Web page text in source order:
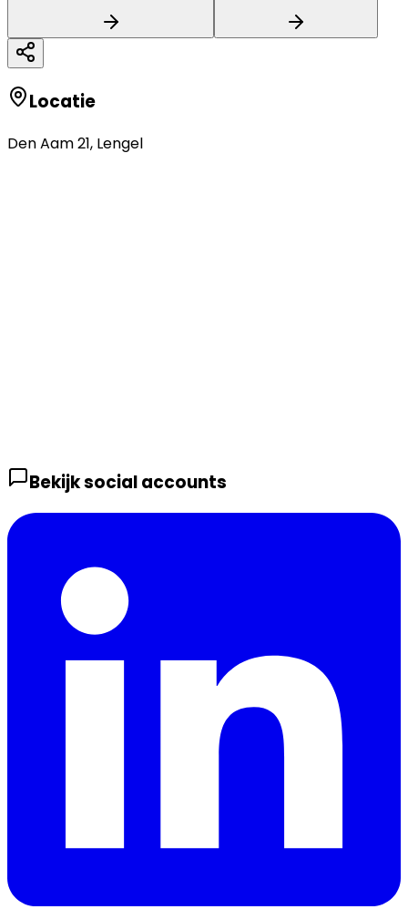
Locatie
Den Aam 21, Lengel
Bekijk social accounts